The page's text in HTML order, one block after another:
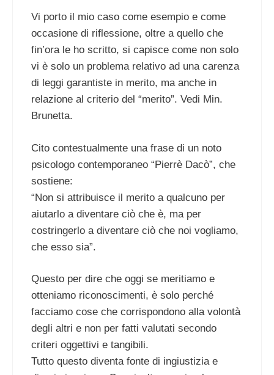
Vi porto il mio caso come esempio e come
occasione di riflessione, oltre a quello che
fin’ora le ho scritto, si capisce come non solo
vi è solo un problema relativo ad una carenza
di leggi garantiste in merito, ma anche in
relazione al criterio del “merito”. Vedi Min.
Brunetta.
Cito contestualmente una frase di un noto
psicologo contemporaneo “Pierrè Dacò”, che
sostiene:
“Non si attribuisce il merito a qualcuno per
aiutarlo a diventare ciò che è, ma per
costringerlo a diventare ciò che noi vogliamo,
che esso sia”.
Questo per dire che oggi se meritiamo e
otteniamo riconoscimenti, è solo perché
facciamo cose che corrispondono alla volontà
degli altri e non per fatti valutati secondo
criteri oggettivi e tangibili.
Tutto questo diventa fonte di ingiustizia e